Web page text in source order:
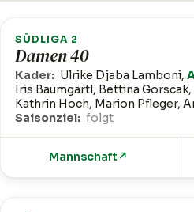
SÜDLIGA 2
Damen 40
Kader: Ulrike Djaba Lamboni,
Iris Baumgärtl, Bettina
Kathrin Hoch, Marion Pfleger,
Saisonziel: folgt
Mannschaft ↗